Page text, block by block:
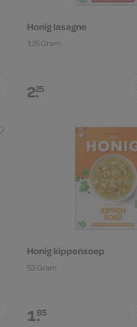
Honig lasagne
125 Gram
2.25
Honig kippensoep
53 Gram
1.85